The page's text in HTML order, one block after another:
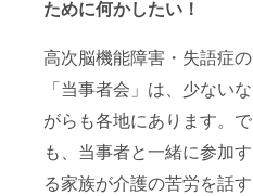
ために何かしたい！
高次脳機能障害・失語症の
「当事者会」は、少ないな
がらも各地にあります。で
も、当事者と一緒に参加す
る家族が介護の苦労を話す